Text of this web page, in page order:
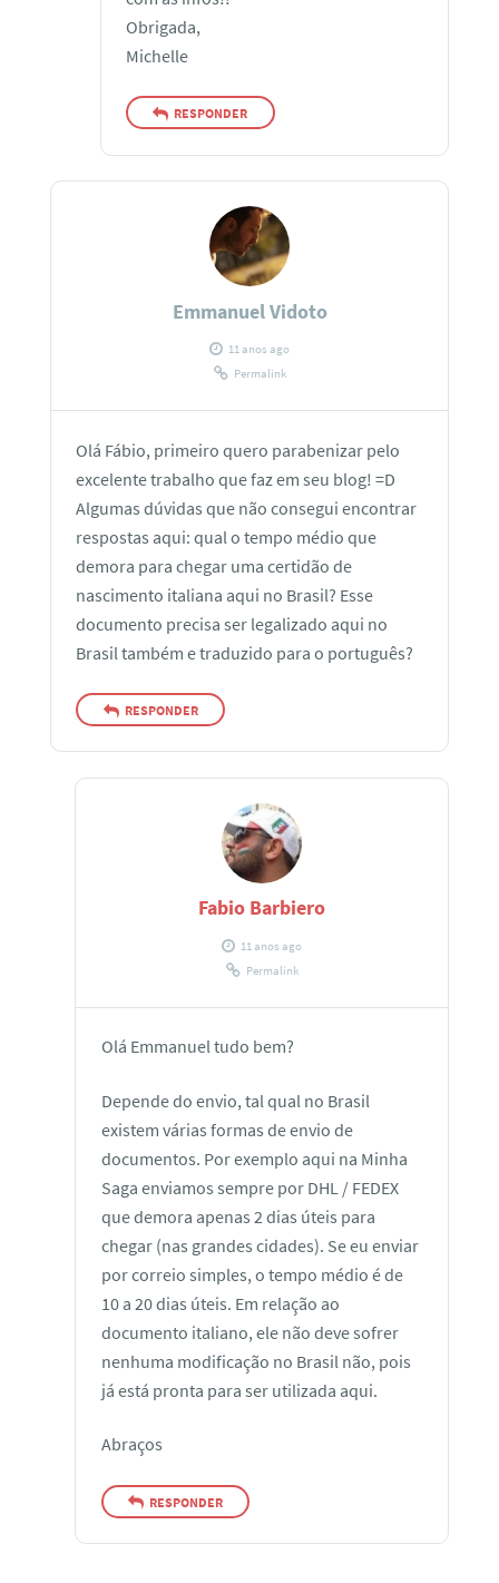
Obrigada,
Michelle
RESPONDER
Emmanuel Vidoto
11 anos ago
Permalink
Olá Fábio, primeiro quero parabenizar pelo
excelente trabalho que faz em seu blog! =D
Algumas dúvidas que não consegui encontrar
respostas aqui: qual o tempo médio que
demora para chegar uma certidão de
nascimento italiana aqui no Brasil? Esse
documento precisa ser legalizado aqui no
Brasil também e traduzido para o português?
RESPONDER
Fabio Barbiero
11 anos ago
Permalink
Olá Emmanuel tudo bem?
Depende do envio, tal qual no Brasil
existem várias formas de envio de
documentos. Por exemplo aqui na Minha
Saga enviamos sempre por DHL / FEDEX
que demora apenas 2 dias úteis para
chegar (nas grandes cidades). Se eu enviar
por correio simples, o tempo médio é de
10 a 20 dias úteis. Em relação ao
documento italiano, ele não deve sofrer
nenhuma modificação no Brasil não, pois
já está pronta para ser utilizada aqui.
Abraços
RESPONDER